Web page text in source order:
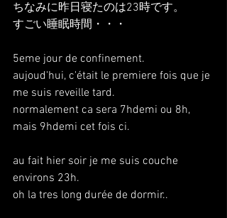
ちなみに昨日寝たのは23時です。
すごい睡眠時間・・・
5eme jour de confinement.
aujoud'hui, c'était le premiere fois que je
me suis reveille tard.
normalement ca sera 7hdemi ou 8h,
mais 9hdemi cet fois ci.
au fait hier soir je me suis couche
environs 23h.
oh la tres long durée de dormir..